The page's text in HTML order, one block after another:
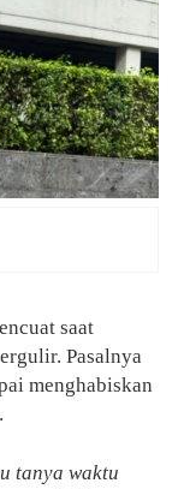
saat
Pasalnya
menghabiskan
tanya waktu